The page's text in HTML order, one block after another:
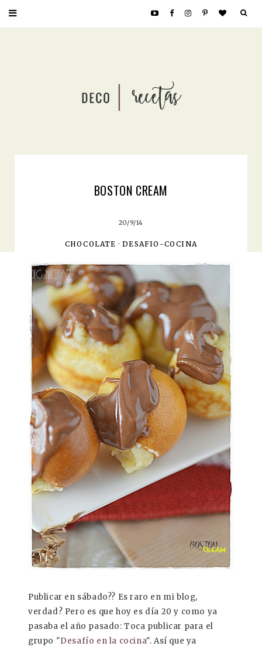
BOSTON CREAM
20/9/14
CHOCOLATE ·DESAFIO-COCINA
Publicar en sábado?? Es raro en mi blog,
verdad? Pero es que hoy es día 20 y como ya
pasaba el año pasado: Toca publicar para el
grupo "Desafío en la cocina". Así que ya